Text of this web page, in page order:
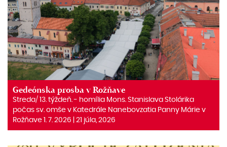
Gedeónska prosba v Rožňave
Streda/ 13. týždeň. ‒ homília Mons. Stanislava Stolárika
počas sv. omše v Katedrále Nanebovzatia Panny Márie v
Rožňave 1. 7. 2026 | 21 júla, 2026